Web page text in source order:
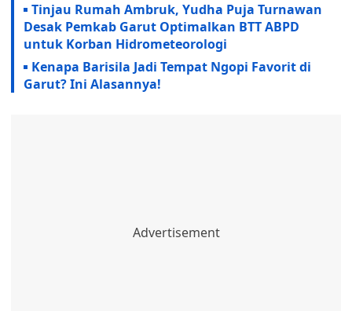
Tinjau Rumah Ambruk, Yudha Puja Turnawan
Desak Pemkab Garut Optimalkan BTT ABPD
untuk Korban Hidrometeorologi
Kenapa Barisila Jadi Tempat Ngopi Favorit di
Garut? Ini Alasannya!